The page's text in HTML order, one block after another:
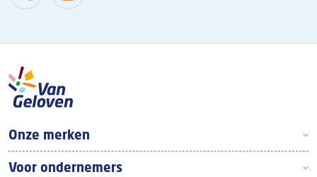
Boven footer
Onze merken
Voor ondernemers